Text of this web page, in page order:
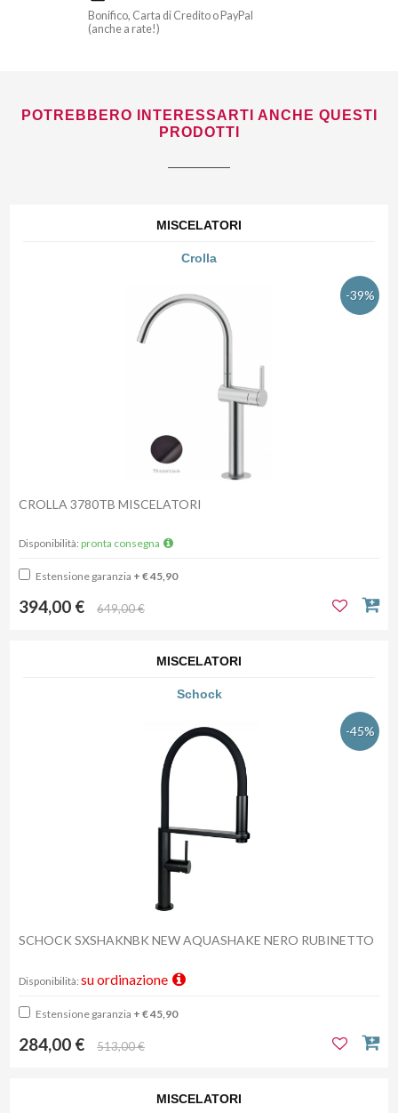
Bonifico, Carta di Credito o PayPal
(anche a rate!)
POTREBBERO INTERESSARTI ANCHE QUESTI
PRODOTTI
MISCELATORI
Crolla
-39%
CROLLA 3780TB MISCELATORI
Disponibilità: pronta consegna
Estensione garanzia + € 45,90
394,00 € 649,00 €
MISCELATORI
Schock
-45%
SCHOCK SXSHAKNBK NEW AQUASHAKE NERO RUBINETTO
Disponibilità: su ordinazione
Estensione garanzia + € 45,90
284,00 € 513,00 €
MISCELATORI